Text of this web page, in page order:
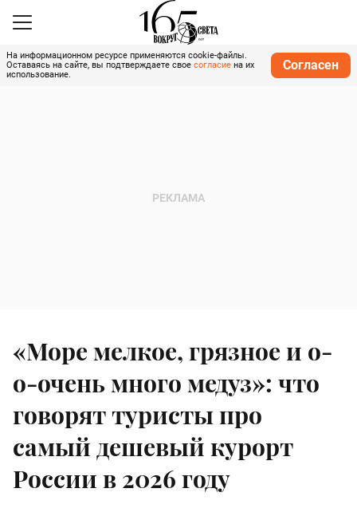
На информационном ресурсе применяются cookie-файлы.
Оставаясь на сайте, вы подтверждаете свое согласие на их
использование.
Согласен
«Море мелкое, грязное и о-
о-очень много медуз»: что
говорят туристы про
самый дешевый курорт
России в 2026 году